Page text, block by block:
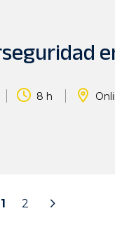
| 8 h |
1 2